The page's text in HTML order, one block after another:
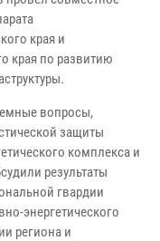
края и
края по развитию
вопросы,
защиты
комплекса и
результаты
гвардии
энергетического
региона и